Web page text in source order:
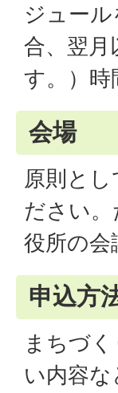
ジュー
合、翌
す。）時
会場
原則と
ださい
役所の会
申込方
まちづ
い内容